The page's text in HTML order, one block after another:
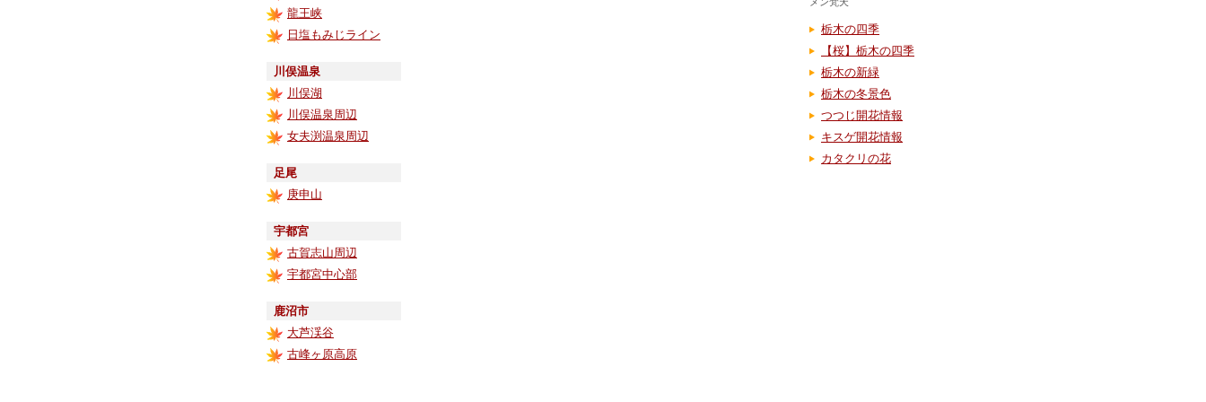
龍王峡
日塩もみじライン
川俣温泉
川俣湖
川俣温泉周辺
女夫渕温泉周辺
足尾
庚申山
宇都宮
古賀志山周辺
宇都宮中心部
鹿沼市
大芦渓谷
古峰ヶ原高原
栃木の四季
【桜】栃木の四季
栃木の新緑
栃木の冬景色
つつじ開花情報
キスゲ開花情報
カタクリの花